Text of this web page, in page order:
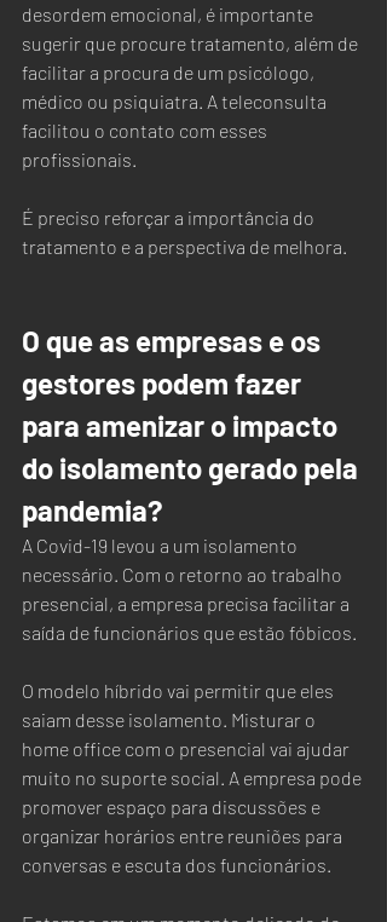
desordem emocional, é importante
sugerir que procure tratamento, além de
facilitar a procura de um psicólogo,
médico ou psiquiatra. A teleconsulta
facilitou o contato com esses
profissionais.
É preciso reforçar a importância do
tratamento e a perspectiva de melhora.
O que as empresas e os
gestores podem fazer
para amenizar o impacto
do isolamento gerado pela
pandemia?
A Covid-19 levou a um isolamento
necessário. Com o retorno ao trabalho
presencial, a empresa precisa facilitar a
saída de funcionários que estão fóbicos.
O modelo híbrido vai permitir que eles
saiam desse isolamento. Misturar o
home office com o presencial vai ajudar
muito no suporte social. A empresa pode
promover espaço para discussões e
organizar horários entre reuniões para
conversas e escuta dos funcionários.